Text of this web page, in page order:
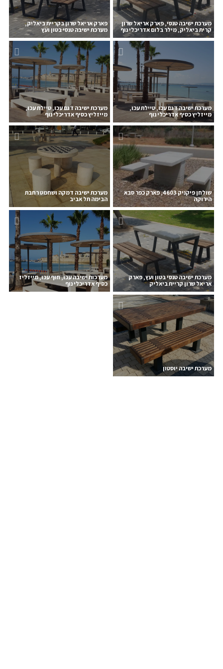
מערכת ישיבה טנסי, פארק אריאל שרון
קרית ביאליק, מילר בלום אדריכלי נוף
פארק אריאל שרון בקריית ביאליק,
מערכת ישיבה טנסי בטון ועץ
מערכת ישיבה דגם עכו, טיילת עכו,
מייזליץ כסיף אדריכלי נוף
מערכת ישיבה דגם עכו, טיילת עכו,
מייזליץ כסיף אדריכלי נוף
שולחן פיקניק 4603, פארק כפר סבא
הירוקה
מערכת ישיבה דמקה ושחמט רחבת
הבימה תל אביב
מערכת ישיבה טנסי בטון ועץ, פארק
אריאל שרון קריית ביאליק
מערכות ישיבה עכו, חוף עכו, מייזליז
כסיף אדריכלי נוף
מערכת ישיבה יוסטון